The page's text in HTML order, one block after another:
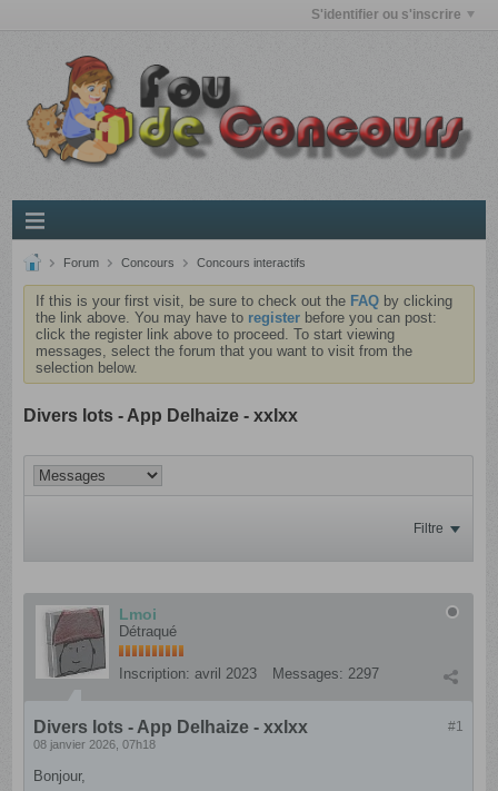
S'identifier ou s'inscrire
Forum Concours Concours interactifs
If this is your first visit, be sure to check out the FAQ by clicking
the link above. You may have to register before you can post:
click the register link above to proceed. To start viewing
messages, select the forum that you want to visit from the
selection below.
Divers lots - App Delhaize - xxlxx
Filtre
Lmoi
Détraqué
Inscription: avril 2023 Messages: 2297
#1
Divers lots - App Delhaize - xxlxx
08 janvier 2026, 07h18
Bonjour,